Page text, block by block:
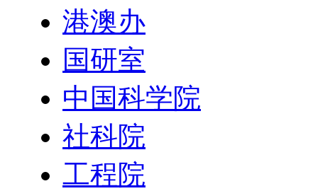
港澳办
国研室
中国科学院
社科院
工程院